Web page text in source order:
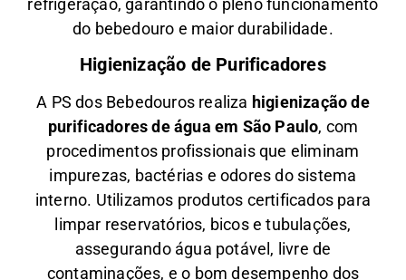
do bebedouro e maior durabilidade.
Higienização de Purificadores
A PS dos Bebedouros realiza higienização de
purificadores de água em São Paulo, com
procedimentos profissionais que eliminam
impurezas, bactérias e odores do sistema
interno. Utilizamos produtos certificados para
limpar reservatórios, bicos e tubulações,
assegurando água potável, livre de
contaminações, e o bom desempenho dos